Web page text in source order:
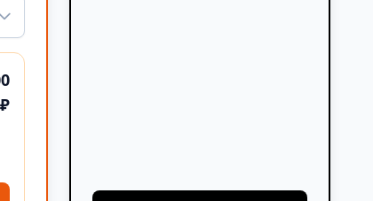
₽